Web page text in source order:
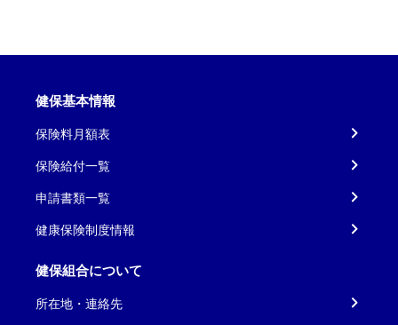
健保基本情報
保険料月額表
保険給付一覧
申請書類一覧
健康保険制度情報
健保組合について
所在地・連絡先